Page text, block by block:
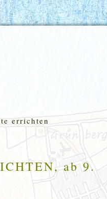
errichten
ab 9.